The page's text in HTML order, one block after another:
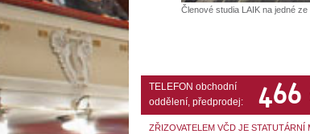
Členové studia LAIK na jedné
TELEFON obchodní
oddělení, předprodej:
466
ZŘIZOVATELEM VČD JE STATUTÁRNÍ